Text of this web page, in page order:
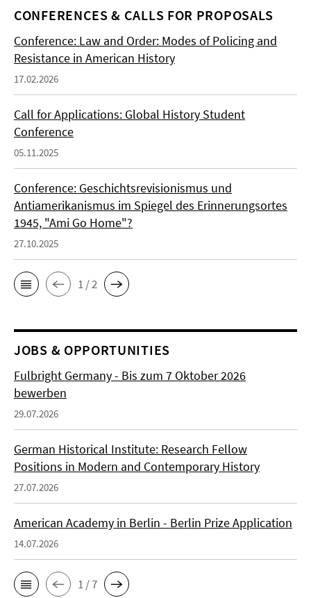
CONFERENCES & CALLS FOR PROPOSALS
Conference: Law and Order: Modes of Policing and
Resistance in American History
17.02.2026
Call for Applications: Global History Student
Conference
05.11.2025
Conference: Geschichtsrevisionismus und
Antiamerikanismus im Spiegel des Erinnerungsortes
1945, "Ami Go Home"?
27.10.2025
1 / 2
JOBS & OPPORTUNITIES
Fulbright Germany - Bis zum 7 Oktober 2026
bewerben
29.07.2026
German Historical Institute: Research Fellow
Positions in Modern and Contemporary History
27.07.2026
American Academy in Berlin - Berlin Prize Application
14.07.2026
1 / 7